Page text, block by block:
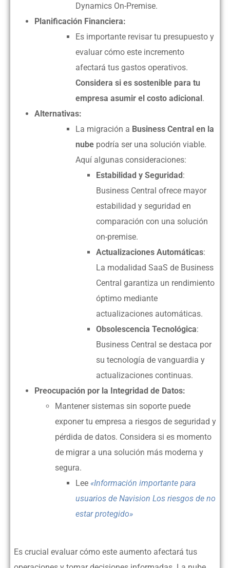
Dynamics On-Premise.
Planificación Financiera:
Es importante revisar tu presupuesto y
evaluar cómo este incremento
afectará tus gastos operativos.
Considera si es sostenible para tu
empresa asumir el costo adicional.
Alternativas:
La migración a Business Central en la
nube podría ser una solución viable.
Aquí algunas consideraciones:
Estabilidad y Seguridad:
Business Central ofrece mayor
estabilidad y seguridad en
comparación con una solución
on-premise.
Actualizaciones Automáticas:
La modalidad SaaS de Business
Central garantiza un rendimiento
óptimo mediante
actualizaciones automáticas.
Obsolescencia Tecnológica:
Business Central se destaca por
su tecnología de vanguardia y
actualizaciones continuas.
Preocupación por la Integridad de Datos:
Mantener sistemas sin soporte puede
exponer tu empresa a riesgos de seguridad y
pérdida de datos. Considera si es momento
de migrar a una solución más moderna y
segura.
Lee «Información importante para
usuarios de Navision Los riesgos de no
estar protegido»
Es crucial evaluar cómo este aumento afectará tus